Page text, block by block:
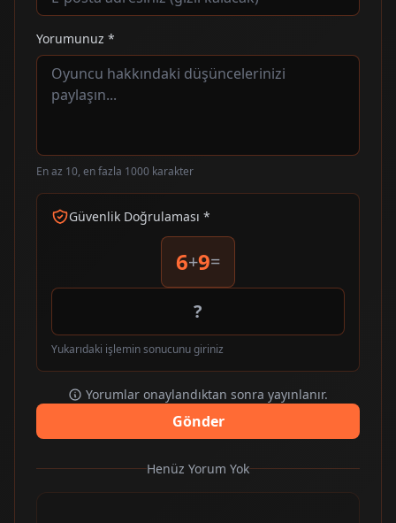
Yorumunuz *
En az 10, en fazla 1000 karakter
Güvenlik Doğrulaması *
6+9=
Yukarıdaki işlemin sonucunu giriniz
Yorumlar onaylandıktan sonra yayınlanır.
Gönder
Henüz Yorum Yok